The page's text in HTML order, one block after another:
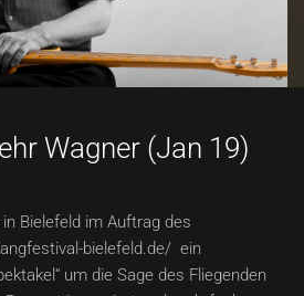
Wagner (Jan 19)
Bielefeld im Auftrag des
bielefeld.de/ ein
um die Sage des Fliegenden